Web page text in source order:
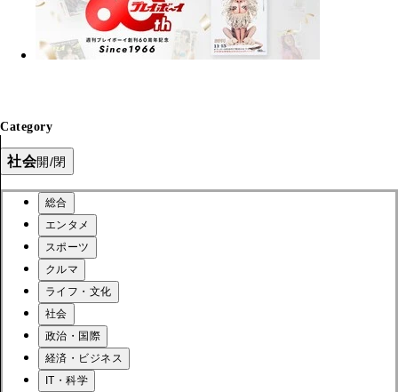
Category
社会開/閉
総合
エンタメ
スポーツ
クルマ
ライフ・文化
社会
政治・国際
経済・ビジネス
IT・科学